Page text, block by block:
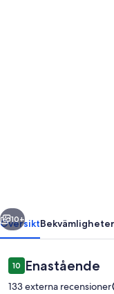
plenty
of
tranquility
and
Nästa
10+
ÖversiktBekvämligheter
Recensioner
1010 av 10,
Enastående
133 externa recensioner